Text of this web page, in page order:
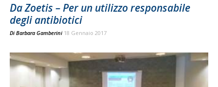
Da Zoetis – Per un utilizzo responsabile
degli antibiotici
Di Barbara Gamberini 18 Gennaio 2017